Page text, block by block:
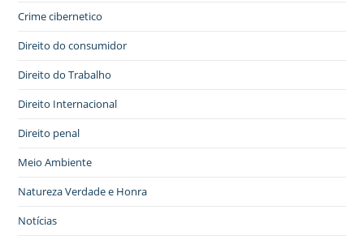
Crime cibernetico
Direito do consumidor
Direito do Trabalho
Direito Internacional
Direito penal
Meio Ambiente
Natureza Verdade e Honra
Notícias